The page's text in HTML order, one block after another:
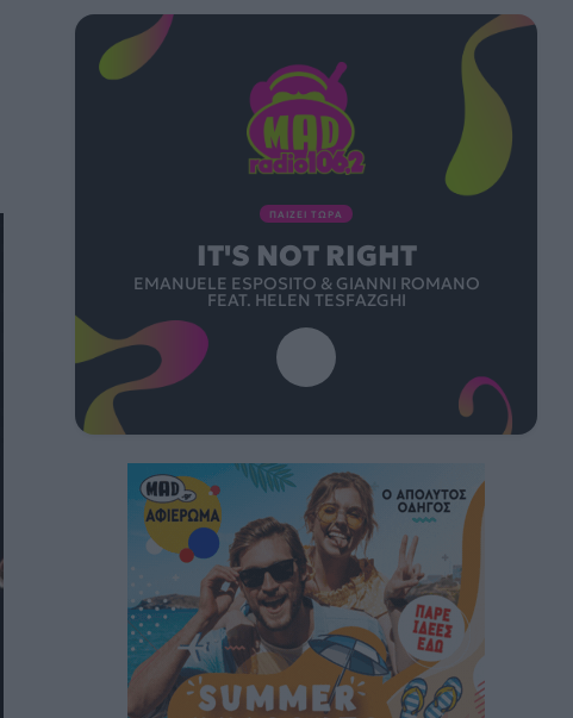
ΠΑΙΖΕΙ ΤΩΡΑ
IT'S NOT RIGHT
EMANUELE ESPOSITO & GIANNI ROMANO
FEAT. HELEN TESFAZGHI